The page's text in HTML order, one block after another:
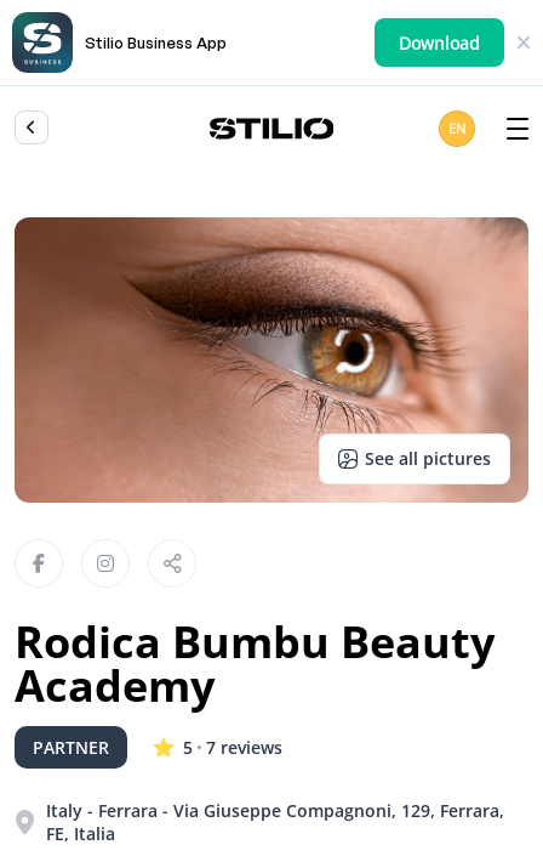
Stilio Business App Download
EN
See all pictures
Rodica Bumbu Beauty
Academy
PARTNER 5 7 reviews
Italy - Ferrara - Via Giuseppe Compagnoni, 129, Ferrara,
FE, Italia